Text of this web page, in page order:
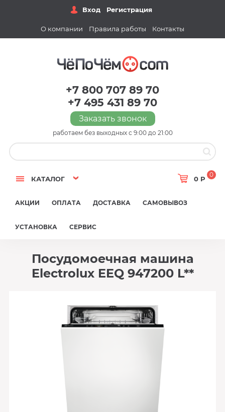
Вход Регистрация
О компании Правила работы Контакты
+7 800 707 89 70
+7 495 431 89 70
Заказать звонок
работаем без выходных с 9:00 до 21:00
КАТАЛОГ 0 Р
0
АКЦИИ ОПЛАТА ДОСТАВКА САМОВЫВОЗ
УСТАНОВКА СЕРВИС
Посудомоечная машина
Electrolux EEQ 947200 L**